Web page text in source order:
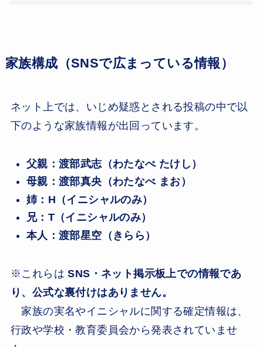
家族構成（SNSで広まっている情報）
ネット上では、いじめ疑惑とされる投稿の中で以
下のような家族情報が出回っています。
父親：渡部武志（わたなべ たけし）
母親：渡部真央（わたなべ まお）
姉：H（イニシャルのみ）
兄：T（イニシャルのみ）
本人：渡部星空（きらら）
※これらはSNS・ネット掲示板上での情報であ
り、公式な裏付けはありません。
家族の実名やイニシャルに関する確定情報は、
行政や学校・教育委員会から発表されていませ